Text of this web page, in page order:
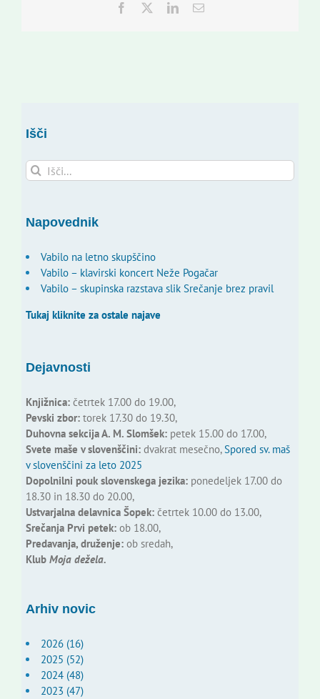
Facebook
TwitterLinkedInEmail
Išči
Search
for:
Napovednik
Vabilo na letno skupščino
Vabilo – klavirski koncert Neže Pogačar
Vabilo – skupinska razstava slik Srečanje brez pravil
Tukaj kliknite za ostale najave
Dejavnosti
Knjižnica:četrtek 17.00 do 19.00,
Pevski zbor:torek 17.30 do 19.30,
Duhovna sekcija A. M. Slomšek:petek 15.00 do 17.00,
Svete maše v slovenščini:dvakrat mesečno,Spored sv. maš
v slovenščini za leto 2025
Dopolnilni pouk slovenskega jezika:ponedeljek 17.00 do
18.30 in 18.30 do 20.00,
Ustvarjalna delavnica Šopek:četrtek 10.00 do 13.00,
Srečanja Prvi petek:ob 18.00,
Predavanja, druženje:ob sredah,
Klub Moja dežela.
Arhiv novic
2026 (16)
2025 (52)
2024 (48)
2023 (47)